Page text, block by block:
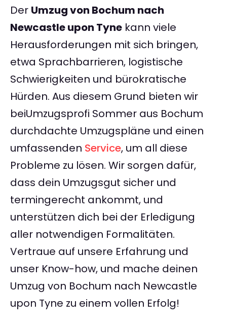
Der Umzug von Bochum nach
Newcastle upon Tyne kann viele
Herausforderungen mit sich bringen,
etwa Sprachbarrieren, logistische
Schwierigkeiten und bürokratische
Hürden. Aus diesem Grund bieten wir
beiUmzugsprofi Sommer aus Bochum
durchdachte Umzugspläne und einen
umfassenden Service, um all diese
Probleme zu lösen. Wir sorgen dafür,
dass dein Umzugsgut sicher und
termingerecht ankommt, und
unterstützen dich bei der Erledigung
aller notwendigen Formalitäten.
Vertraue auf unsere Erfahrung und
unser Know-how, und mache deinen
Umzug von Bochum nach Newcastle
upon Tyne zu einem vollen Erfolg!